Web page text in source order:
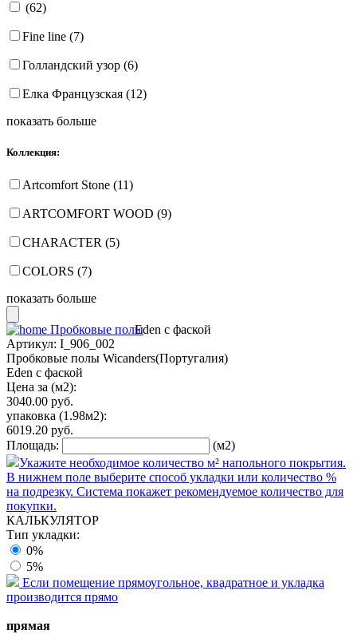
(62)
Fine line (7)
Голландский узор (6)
Елка Французская (12)
показать больше
Коллекция:
Artcomfort Stone (11)
ARTCOMFORT WOOD (9)
CHARACTER (5)
COLORS (7)
показать больше
Пробковые полыEden с фаской
Артикул: I_906_002
Пробковые полы Wicanders(Португалия)
Eden с фаской
Цена за (м2):
3040.00 руб.
упаковка (1.98м2):
6019.20 руб.
Площадь:
(м2)
Укажите необходимое количество м² напольного покрытия.
В нижнем поле выберите способ укладки или количество %
на подрезку. Система покажет рекомендуемое количество для
покупки.
КАЛЬКУЛЯТОР
Тип укладки:
0%
5%
Если помещение прямоугольное, квадратное и укладка
производится прямо
прямая